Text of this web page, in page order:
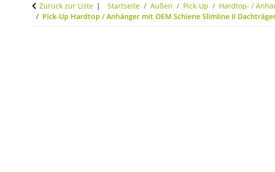
Zurück zur Liste Startseite Außen Pick-Up
Hardtop- /
Pick-Up Hardtop / Anhänger mit OEM Schiene Slimline II